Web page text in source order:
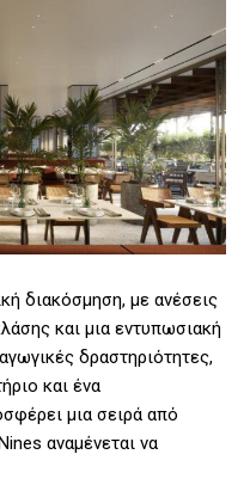
διακόσμηση, με ανέσεις
και μια εντυπωσιακή
δραστηριότητες,
και ένα
μια σειρά από
αναμένεται να